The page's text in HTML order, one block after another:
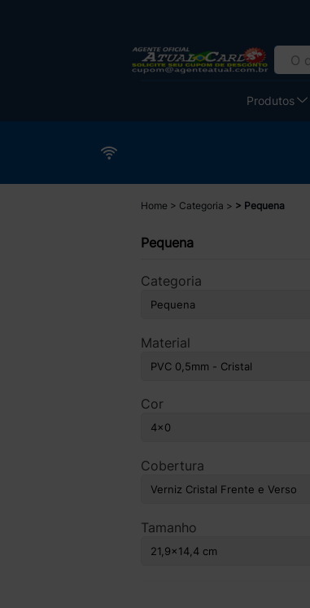
Produtos
Home Categoria Pequena
Pequena
Categoria
Material
Cor
Cobertura
Tamanho